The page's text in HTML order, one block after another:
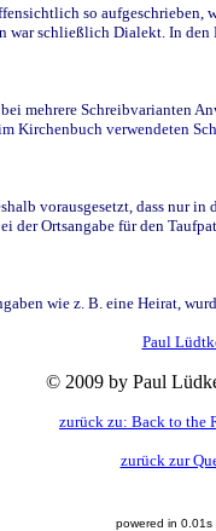
so
schließlich Dialekt. In
mehrere Schreibvarianten
Kirchenbuch verwendeten
vorausgesetzt, dass nur
Ortsangabe für den
wie z. B. eine Heirat,
Paul
© 2009 by Paul
zurück zu: Back to the
zurück zur
powered in 0.01s